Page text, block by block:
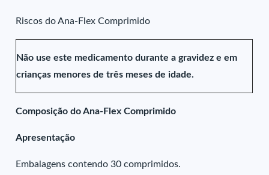
Riscos do Ana-Flex Comprimido
Não use este medicamento durante a gravidez e em
crianças menores de três meses de idade.
Composição do Ana-Flex Comprimido
Apresentação
Embalagens contendo 30 comprimidos.